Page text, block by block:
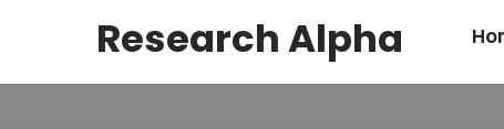
Research Alpha